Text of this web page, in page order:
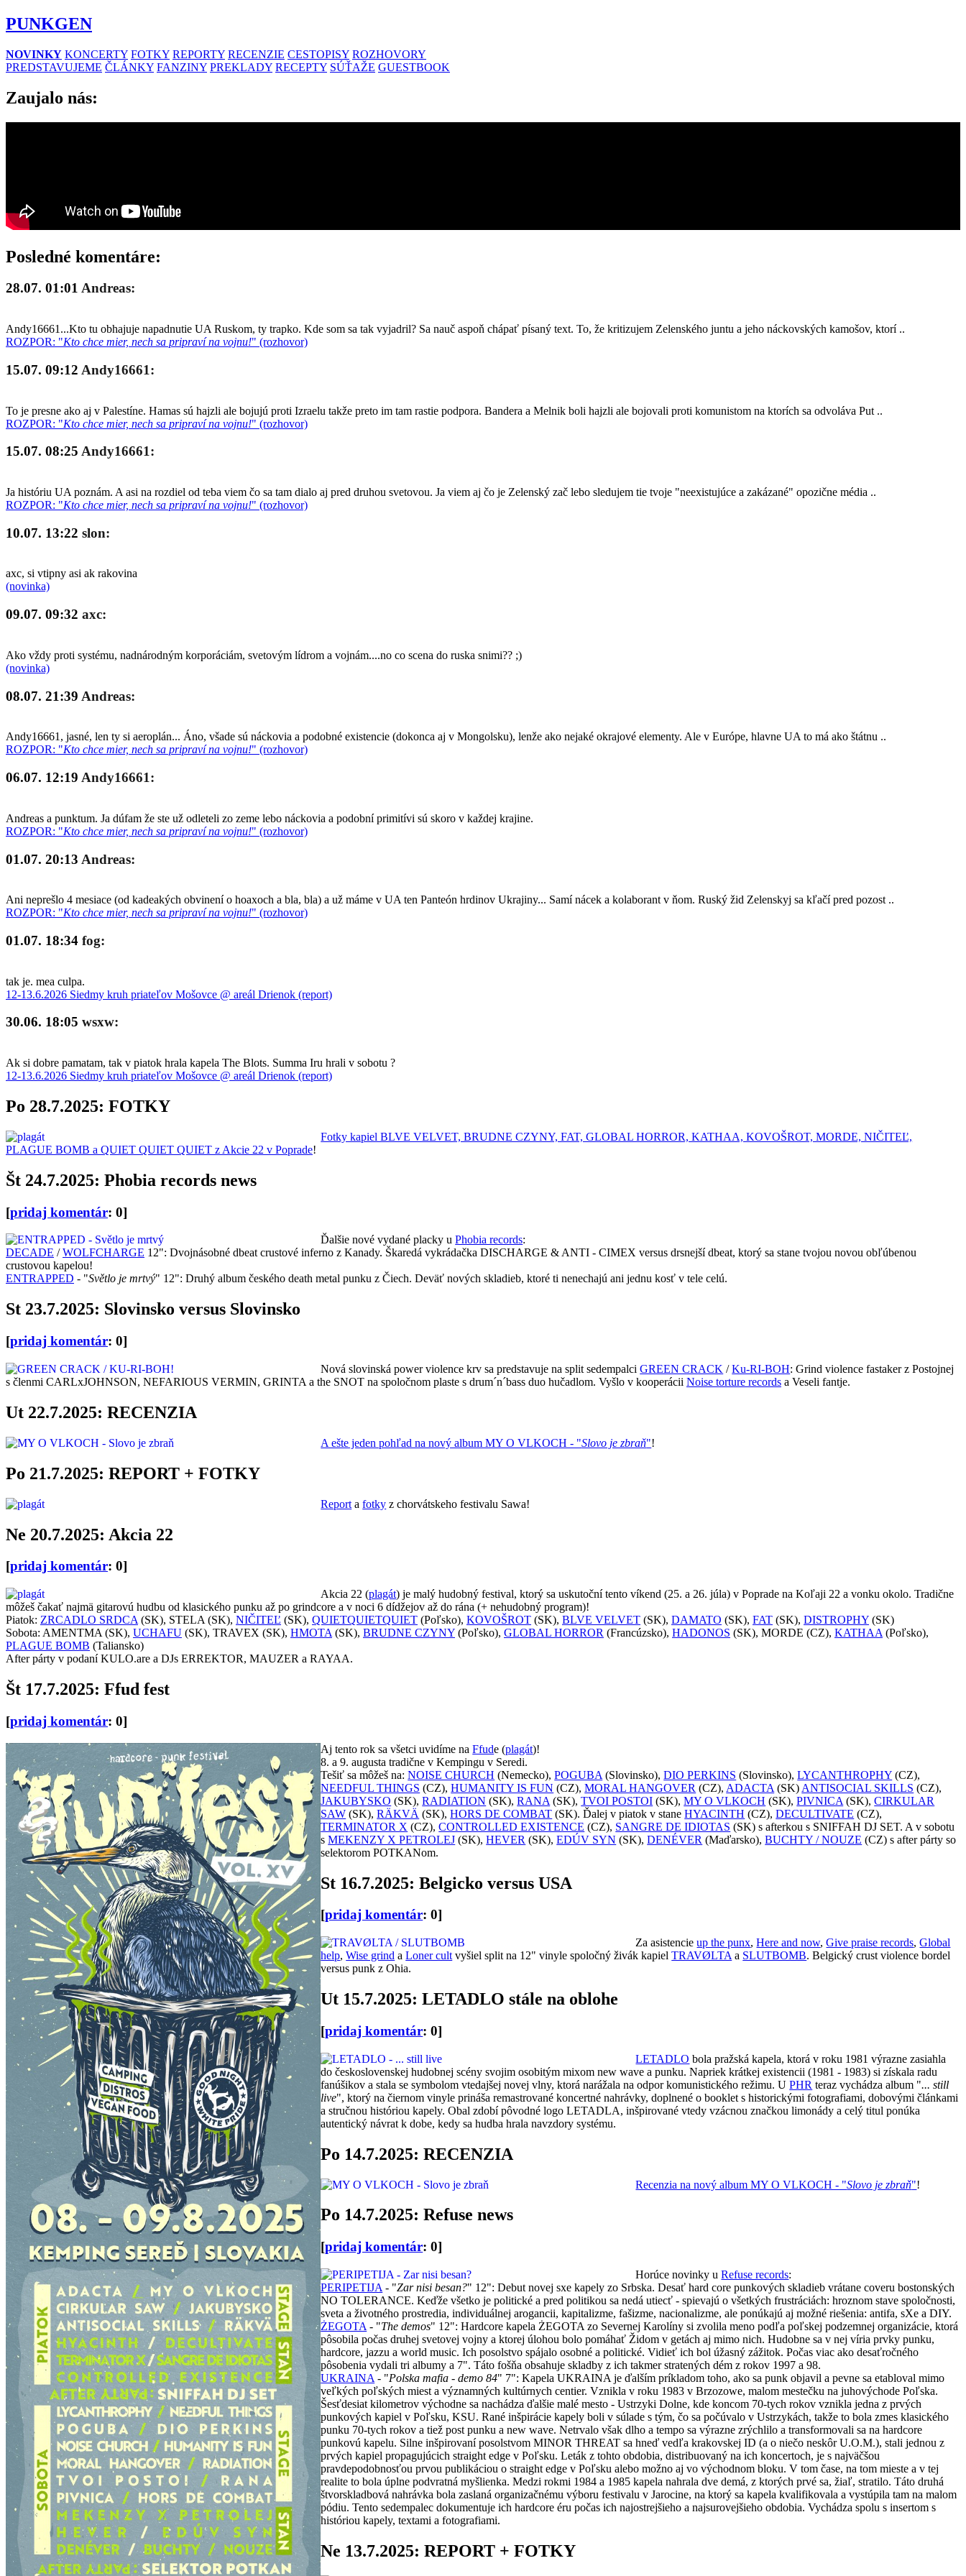
PUNKGEN
NOVINKY KONCERTY FOTKY REPORTY RECENZIE CESTOPISY ROZHOVORY
PREDSTAVUJEME ČLÁNKY FANZINY PREKLADY RECEPTY SÚŤAŽE GUESTBOOK
Zaujalo nás:
Posledné komentáre:
28.07. 01:01 Andreas:
Andy16661...Kto tu obhajuje napadnutie UA Ruskom, ty trapko. Kde som sa tak vyjadril? Sa nauč aspoň chápať písaný text. To, že kritizujem Zelenského juntu a jeho náckovských kamošov, ktorí ..
ROZPOR: "Kto chce mier, nech sa pripraví na vojnu!" (rozhovor)
15.07. 09:12 Andy16661:
To je presne ako aj v Palestíne. Hamas sú hajzli ale bojujú proti Izraelu takže preto im tam rastie podpora. Bandera a Melnik boli hajzli ale bojovali proti komunistom na ktorích sa odvoláva Put ..
ROZPOR: "Kto chce mier, nech sa pripraví na vojnu!" (rozhovor)
15.07. 08:25 Andy16661:
Ja históriu UA poznám. A asi na rozdiel od teba viem čo sa tam dialo aj pred druhou svetovou. Ja viem aj čo je Zelenský zač lebo sledujem tie tvoje "neexistujúce a zakázané" opozične média ..
ROZPOR: "Kto chce mier, nech sa pripraví na vojnu!" (rozhovor)
10.07. 13:22 slon:
axc, si vtipny asi ak rakovina
(novinka)
09.07. 09:32 axc:
Ako vždy proti systému, nadnárodným korporáciám, svetovým lídrom a vojnám....no co scena do ruska snimi?? ;)
(novinka)
08.07. 21:39 Andreas:
Andy16661, jasné, len ty si aeroplán... Áno, všade sú náckovia a podobné existencie (dokonca aj v Mongolsku), lenže ako nejaké okrajové elementy. Ale v Európe, hlavne UA to má ako štátnu ..
ROZPOR: "Kto chce mier, nech sa pripraví na vojnu!" (rozhovor)
06.07. 12:19 Andy16661:
Andreas a punktum. Ja dúfam že ste už odleteli zo zeme lebo náckovia a podobní primitívi sú skoro v každej krajine.
ROZPOR: "Kto chce mier, nech sa pripraví na vojnu!" (rozhovor)
01.07. 20:13 Andreas:
Ani neprešlo 4 mesiace (od kadeakých obvinení o hoaxoch a bla, bla) a už máme v UA ten Panteón hrdinov Ukrajiny... Samí nácek a kolaborant v ňom. Ruský žid Zelenskyj sa kľačí pred pozost ..
ROZPOR: "Kto chce mier, nech sa pripraví na vojnu!" (rozhovor)
01.07. 18:34 fog:
tak je. mea culpa.
12-13.6.2026 Siedmy kruh priateľov Mošovce @ areál Drienok (report)
30.06. 18:05 wsxw:
Ak si dobre pamatam, tak v piatok hrala kapela The Blots. Summa Iru hrali v sobotu ?
12-13.6.2026 Siedmy kruh priateľov Mošovce @ areál Drienok (report)
Po 28.7.2025: FOTKY
Fotky kapiel BLVE VELVET, BRUDNE CZYNY, FAT, GLOBAL HORROR, KATHAA, KOVOŠROT, MORDE, NIČITEĽ,
PLAGUE BOMB a QUIET QUIET QUIET z Akcie 22 v Poprade!
Št 24.7.2025: Phobia records news
[pridaj komentár: 0]
Ďalšie nové vydané placky uPhobia records:
DECADE /WOLFCHARGE 12": Dvojnásobné dbeat crustové inferno z Kanady. Škaredá vykrádačka DISCHARGE & ANTI - CIMEX versus drsnejší dbeat, ktorý sa stane tvojou novou obľúbenou
crustovou kapelou!
ENTRAPPED - "Světlo je mrtvý" 12": Druhý album českého death metal punku z Čiech. Deväť nových skladieb, ktoré ti nenechajú ani jednu kosť v tele celú.
St 23.7.2025: Slovinsko versus Slovinsko
[pridaj komentár: 0]
Nová slovinská power violence krv sa predstavuje na split sedempalciGREEN CRACK /Ku-RI-BOH: Grind violence fastaker z Postojnej
s členmi CARLxJOHNSON, NEFARIOUS VERMIN, GRINTA a the SNOT na spoločnom plaste s drum´n´bass duo hučadlom. Vyšlo v kooperácii Noise torture records a Veseli fantje.
Ut 22.7.2025: RECENZIA
A ešte jeden pohľad na nový album MY O VLKOCH - "Slovo je zbraň"!
Po 21.7.2025: REPORT + FOTKY
Report afotky z chorvátskeho festivalu Sawa!
Ne 20.7.2025: Akcia 22
[pridaj komentár: 0]
Akcia 22 (plagát) je malý hudobný festival, ktorý sa uskutoční tento víkend (25. a 26. júla) v Poprade na Koľaji 22 a vonku okolo. Tradične
môžeš čakať najmä gitarovú hudbu od klasického punku až po grindcore a v noci 6 dídžejov až do rána (+ nehudobný program)!
Piatok: ZRCADLO SRDCA (SK), STELA (SK), NIČITEĽ (SK), QUIETQUIETQUIET (Poľsko), KOVOŠROT (SK), BLVE VELVET (SK), DAMATO (SK), FAT (SK), DISTROPHY (SK)
Sobota: AMENTMA (SK), UCHAFU (SK), TRAVEX (SK), HMOTA (SK), BRUDNE CZYNY (Poľsko), GLOBAL HORROR (Francúzsko), HADONOS (SK), MORDE (CZ), KATHAA (Poľsko),
PLAGUE BOMB (Taliansko)
After párty v podaní KULO.are a DJs ERREKTOR, MAUZER a RAYAA.
Št 17.7.2025: Ffud fest
[pridaj komentár: 0]
Aj tento rok sa všetci uvidíme naFfude (plagát)!
8. a 9. augusta tradične v Kempingu v Seredi.
Tešiť sa môžeš na:NOISE CHURCH (Nemecko),POGUBA (Slovinsko),DIO PERKINS (Slovinsko),LYCANTHROPHY (CZ),
NEEDFUL THINGS (CZ),HUMANITY IS FUN (CZ),MORAL HANGOVER (CZ), ADACTA (SK) ANTISOCIAL SKILLS (CZ),
JAKUBYSKO (SK),RADIATION (SK),RANA (SK),TVOI POSTOI (SK),MY O VLKOCH (SK),PIVNICA (SK),CIRKULAR
SAW (SK),RÄKVÄ (SK),HORS DE COMBAT (SK). Ďalej v piatok v staneHYACINTH (CZ),DECULTIVATE (CZ),
TERMINATOR X (CZ),CONTROLLED EXISTENCE (CZ), SANGRE DE IDIOTAS (SK) s afterkou s SNIFFAH DJ SET. A v sobotu
sMEKENZY X PETROLEJ (SK),HEVER (SK),EDÚV SYN (SK),DENÉVER (Maďarsko),BUCHTY / NOUZE (CZ) s after párty so
selektorom POTKANom.
St 16.7.2025: Belgicko versus USA
[pridaj komentár: 0]
Za asistencieup the punx,Here and now,Give praise records,Global
help,Wise grind aLoner cult vyšiel split na 12" vinyle spoločný živák kapielTRAVØLTA a SLUTBOMB. Belgický crust violence bordel
versus punk z Ohia.
Ut 15.7.2025: LETADLO stále na oblohe
[pridaj komentár: 0]
LETADLO bola pražská kapela, ktorá v roku 1981 výrazne zasiahla
do československej hudobnej scény svojim osobitým mixom new wave a punku. Napriek krátkej existencii (1981 - 1983) si získala radu
fanúšikov a stala se symbolom vtedajšej novej vlny, ktorá narážala na odpor komunistického režimu. UPHR teraz vychádza album "... still
live", ktorý na čiernom vinyle prináša remastrované koncertné nahrávky, doplnené o booklet s historickými fotografiami, dobovými článkami
a stručnou históriou kapely. Obal zdobí pôvodné logo LETADLA, inšpirované vtedy vzácnou značkou limonády a celý titul ponúka
autentický návrat k dobe, kedy sa hudba hrala navzdory systému.
Po 14.7.2025: RECENZIA
Recenzia na nový album MY O VLKOCH - "Slovo je zbraň"!
Po 14.7.2025: Refuse news
[pridaj komentár: 0]
Horúce novinky uRefuse records:
PERIPETIJA - "Zar nisi besan?" 12": Debut novej sxe kapely zo Srbska. Desať hard core punkových skladieb vrátane coveru bostonských
NO TOLERANCE. Keďže všetko je politické a pred politikou sa nedá utiecť - spievajú o všetkých frustráciách: hroznom stave spoločnosti,
sveta a životného prostredia, individuálnej arogancii, kapitalizme, fašizme, nacionalizme, ale ponúkajú aj možné riešenia: antifa, sXe a DIY.
ŻEGOTA - "The demos" 12": Hardcore kapela ŻEGOTA zo Severnej Karolíny si zvolila meno podľa poľskej podzemnej organizácie, ktorá
pôsobila počas druhej svetovej vojny a ktorej úlohou bolo pomáhať Židom v getách aj mimo nich. Hudobne sa v nej víria prvky punku,
hardcore, jazzu a world music. Ich posolstvo spájalo osobné a politické. Vidieť ich bol úžasný zážitok. Počas viac ako desaťročného
pôsobenia vydali tri albumy a 7". Táto fošňa obsahuje skladby z ich takmer stratených dém z rokov 1997 a 98.
UKRAINA - "Polska mafia - demo 84" 7": Kapela UKRAINA je ďalším príkladom toho, ako sa punk objavil a pevne sa etabloval mimo
veľkých poľských miest a významných kultúrnych centier. Vznikla v roku 1983 v Brzozowe, malom mestečku na juhovýchode Poľska.
Šesťdesiat kilometrov východne sa nachádza ďalšie malé mesto - Ustrzyki Dolne, kde koncom 70-tych rokov vznikla jedna z prvých
punkových kapiel v Poľsku, KSU. Rané inšpirácie kapely boli v súlade s tým, čo sa počúvalo v Ustrzykách, takže to bola zmes klasického
punku 70-tych rokov a tiež post punku a new wave. Netrvalo však dlho a tempo sa výrazne zrýchlilo a transformovali sa na hardcore
punkovú kapelu. Silne inšpirovaní posolstvom MINOR THREAT sa hneď vedľa krakovskej ID (a o niečo neskôr U.O.M.), stali jednou z
prvých kapiel propagujúcich straight edge v Poľsku. Leták z tohto obdobia, distribuovaný na ich koncertoch, je s najväčšou
pravdepodobnosťou prvou publikáciou o straight edge v Poľsku alebo možno aj vo východnom bloku. V tom čase, na tom mieste a v tej
realite to bola úplne podvratná myšlienka. Medzi rokmi 1984 a 1985 kapela nahrala dve demá, z ktorých prvé sa, žiaľ, stratilo. Táto druhá
štvorskladbová nahrávka bola zaslaná organizačnému výboru festivalu v Jarocine, na ktorý sa kapela kvalifikovala a vystúpila tam na malom
pódiu. Tento sedempalec dokumentuje ich hardcore éru počas ich najostrejšieho a najsurovejšieho obdobia. Vychádza spolu s insertom s
históriou kapely, textami a fotografiami.
Ne 13.7.2025: REPORT + FOTKY